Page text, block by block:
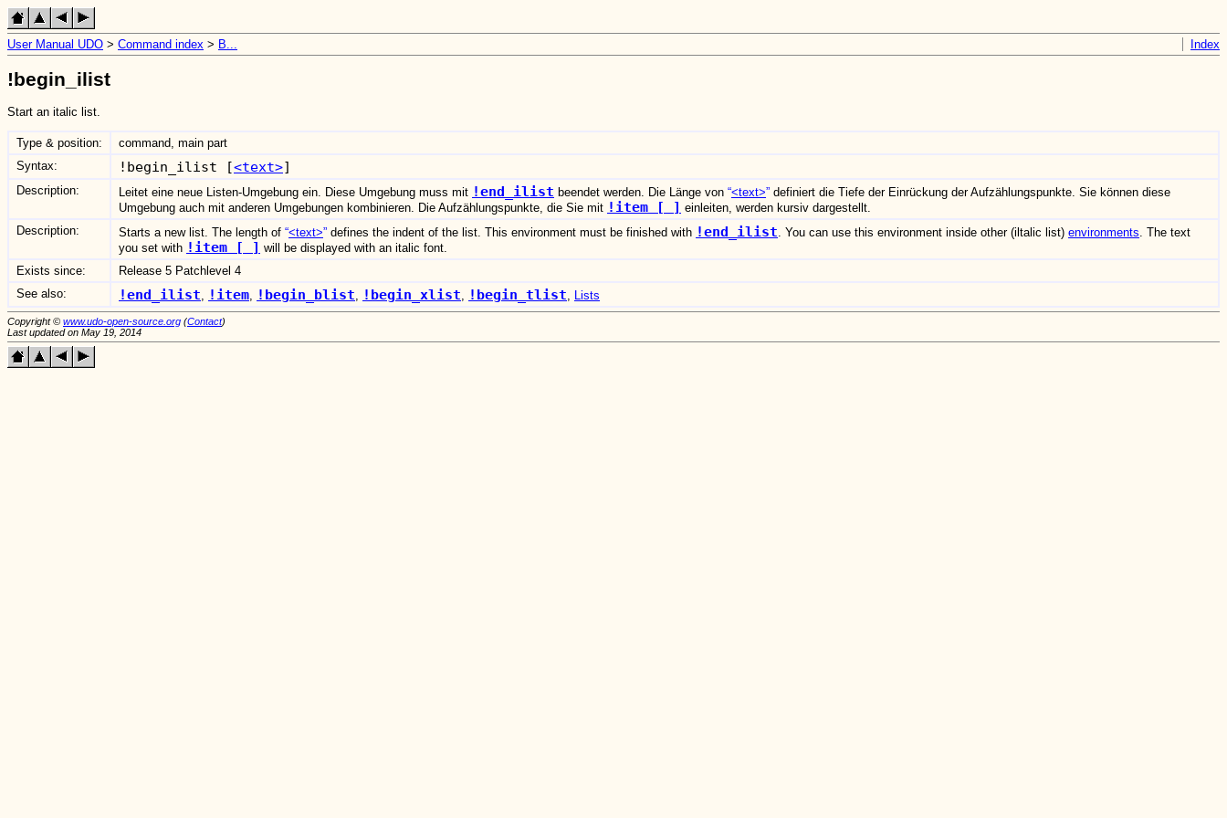
User Manual UDO > Command index > B... Index
!begin_ilist
Start an italic list.
Type & position:
command, main part
Syntax:
!begin_ilist [<text>]
Description: Leitet eine neue Listen-Umgebung ein. Diese Umgebung muss mit !end_ilist beendet werden. Die Länge von <text> definiert die Tiefe der Einrückung der Aufzählungspunkte. Sie können diese
Umgebung auch mit anderen Umgebungen kombinieren. Die Aufzählungspunkte, die Sie mit !item [ ] einleiten, werden kursiv dargestellt.
Description:
Starts a new list. The length of <text> defines the indent of the list. This environment must be finished with !end_ilist . You can use this environment inside other (iltalic list) environments . The text
you set with !item [ ] will be displayed with an italic font.
Exists since:
Release 5 Patchlevel 4
See also:
!end_ilist !item !begin_blist !begin_xlist !begin_tlist Lists
Copyright © www.udo-open-source.org (Contact)
Last updated on May 19, 2014